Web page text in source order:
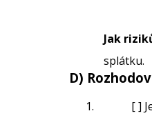
Jak
splátku.
D)
[ ]